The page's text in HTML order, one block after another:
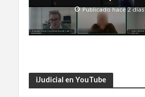
Publicado hace 2 días
iJudicial en YouTube